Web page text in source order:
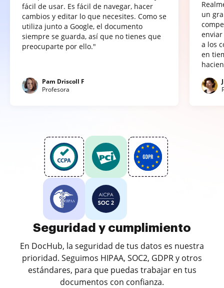
fácil de usar. Es fácil de navegar, hacer
cambios y editar lo que necesites. Como se
utiliza junto a Google, el documento
siempre se guarda, así que no tienes que
preocuparte por ello."
Pam Driscoll F
Profesora
un
a los
en
Seguridad y cumplimiento
En DocHub, la seguridad de tus datos es nuestra
prioridad. Seguimos HIPAA, SOC2, GDPR y otros
estándares, para que puedas trabajar en tus
documentos con confianza.